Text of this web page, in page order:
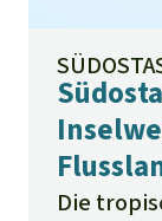
Die